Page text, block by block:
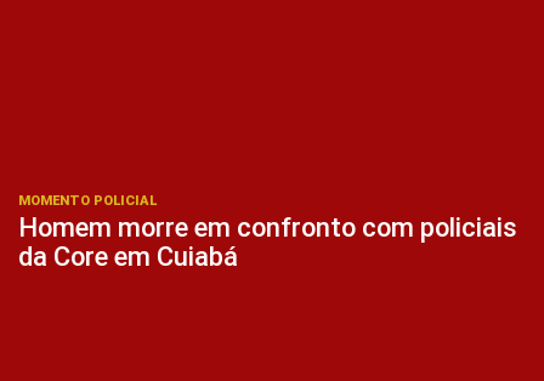
MOMENTO POLICIAL
Homem morre em confronto com policiais
da Core em Cuiabá